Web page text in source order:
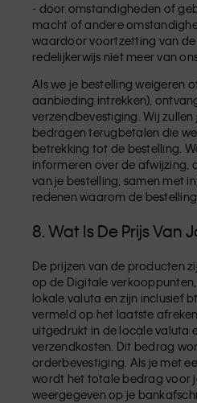
- door omstandigheden of
macht of andere
waardoor voortzetting van
redelijkerwijs niet meer van
Als we je bestelling weigeren
aanbieding intrekken),
verzendbevestiging. Wij
bedragen terugbetalen die
betrekking tot de bestelling.
informeren over de afwijzing,
van je bestelling, samen met
redenen waarom de
8. Wat Is De Prijs Van
De prijzen van de producten
op de Digitale
lokale valuta en zijn inclusief
vermeld op het laatste
uitgedrukt in de locale valuta
verzendkosten. Dit bedrag
orderbevestiging. Als je met
wordt het totale bedrag voor
weergegeven op je